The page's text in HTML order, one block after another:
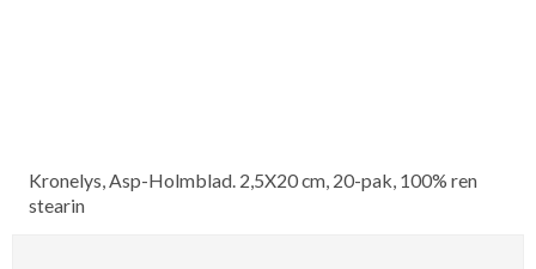
Kronelys, Asp-Holmblad. 2,5X20 cm, 20-pak, 100% ren
stearin